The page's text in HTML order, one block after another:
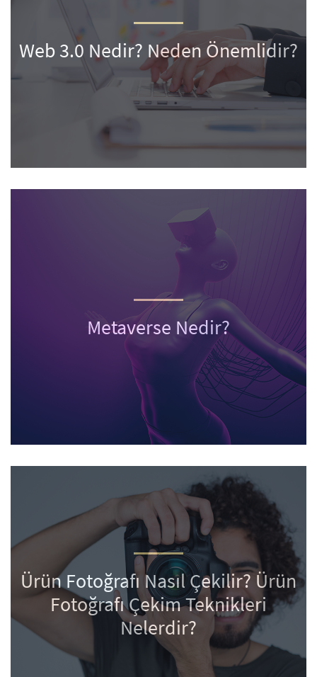
Web 3.0 Nedir? Neden Önemlidir?
Metaverse Nedir?
Ürün Fotoğrafı Nasıl Çekilir? Ürün
Fotoğrafı Çekim Teknikleri
Nelerdir?